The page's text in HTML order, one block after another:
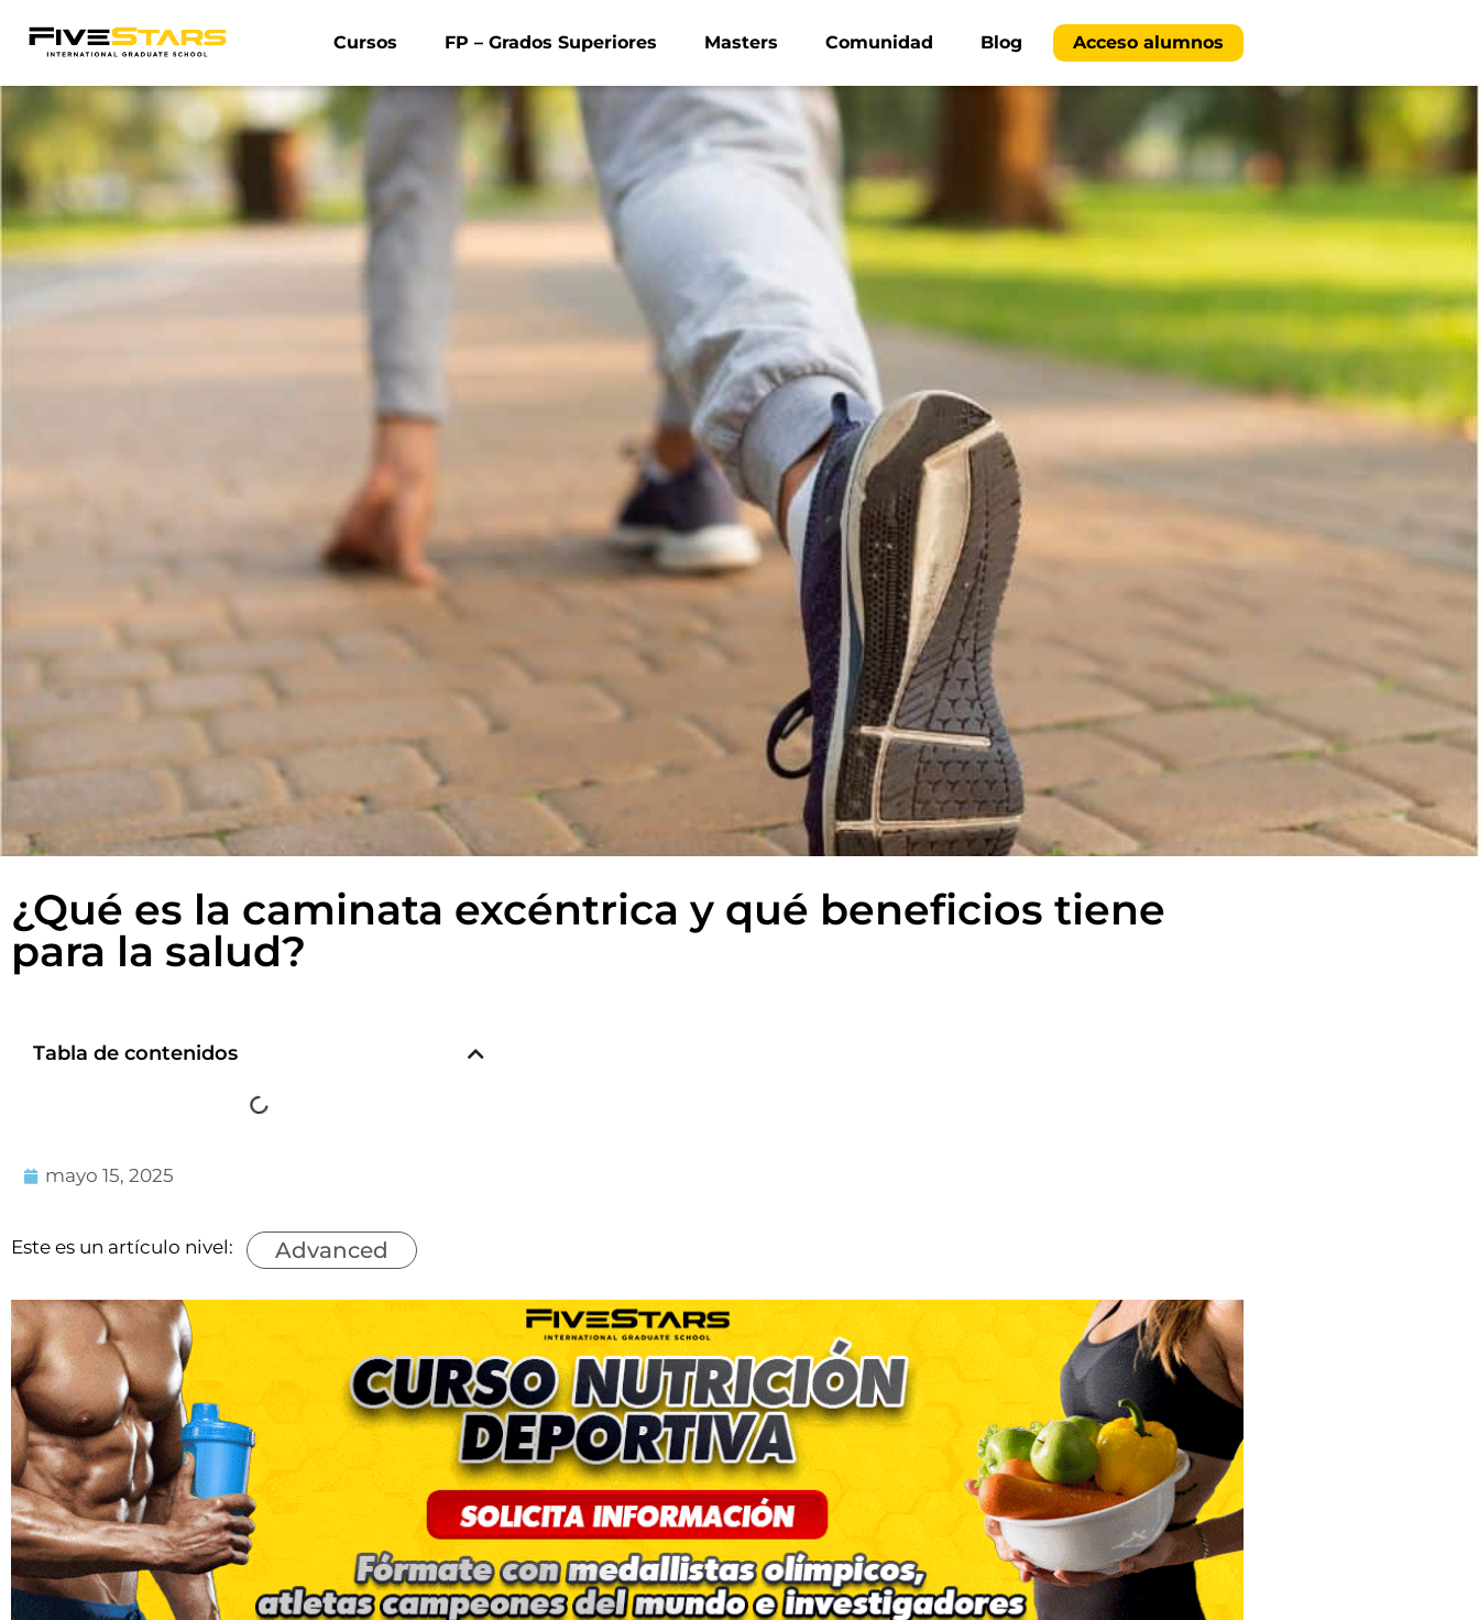
Cursos FP – Grados Superiores Masters Comunidad Blog Acceso alumnos
¿Qué es la caminata excéntrica y qué beneficios tiene
para la salud?
Tabla de contenidos
mayo 15, 2025
Este es un artículo nivel: Advanced